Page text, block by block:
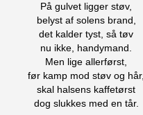
På gulvet ligger støv,
belyst af solens brand,
det kalder tyst, så tøv
nu ikke, handymand.
Men lige allerførst,
før kamp mod støv og hår,
skal halsens kaffetørst
dog slukkes med en tår.